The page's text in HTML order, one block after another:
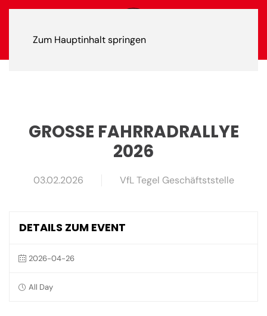
Zum Hauptinhalt springen
GROSSE FAHRRADRALLYE 2
026
03.02.2026 VfL Tegel Geschäftststelle
DETAILS ZUM EVENT
2026-04-26
All Day